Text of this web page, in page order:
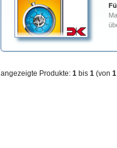
angezeigte Produkte: 1 bis 1 (von 1